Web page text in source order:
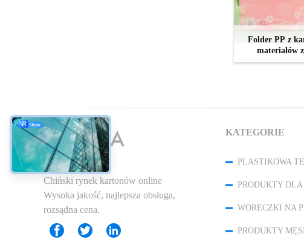
Folder PP z
materiałów
Chiński rynek kartonów online
Wysoka jakość, najlepsza obsługa,
rozsądna cena.
KATEGORIE
PRODUKTY